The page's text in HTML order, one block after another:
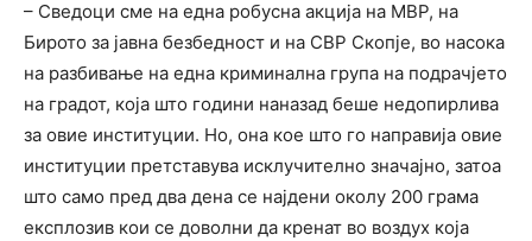
– Сведоци сме на една робусна акција на МВР, на
Бирото за јавна безбедност и на СВР Скопје, во насока
на разбивање на една криминална група на подрачјето
на градот, која што години наназад беше недопирлива
за овие институции. Но, она кое што го направија овие
институции претставува исклучително значајно, затоа
што само пред два дена се најдени околу 200 грама
експлозив кои се доволни да кренат во воздух која